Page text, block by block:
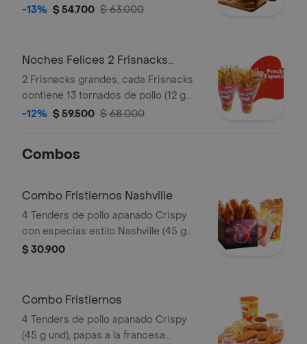
gaseosas (325 ml und). Escoge entre
-13% $ 54.700 $ 63.000
Noches Felices 2 Frisnacks
grandes en ca
2 Frisnacks grandes, cada Frisnacks
contiene 13 tornados de pollo (12 g
und), papas a la francesa grande (100
-12% $ 59.500 $ 68.000
Combos
Combo Fristiernos Nashville
4 Tenders de pollo apanado Crispy
con especias estilo Nashville (45 g
und), sirope de miel picante, papas a
$ 30.900
Combo Fristiernos
4 Tenders de pollo apanado Crispy
(45 g und), papas a la francesa